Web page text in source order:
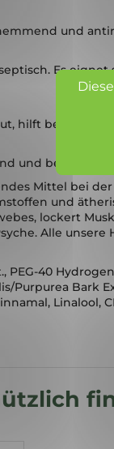
und
Es
hilft bei der
und
Mittel bei
und
lockert
Alle
PEG-40
Purpurea Bark
Linalool, CI